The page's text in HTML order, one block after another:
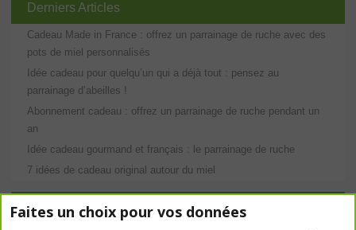
Faites un choix pour vos données
Derniers Articles
Cadeau Made in France : offrez un parrainage de ruche avec des
pots de miel personnalisés
Idée cadeau pour quelqu’un qui a déjà tout : pensez au
parrainage d’abeilles !
Abonnement cadeau : offrez un parrainage de ruche pendant un
an
Idée cadeau gourmand et français : le parrainage de ruche
7 idées de cadeau original autour du miel
Étiquettes